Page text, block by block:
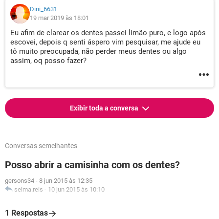
Dini_6631
19 mar 2019 às 18:01
Eu afim de clarear os dentes passei limão puro, e logo após
escovei, depois q senti áspero vim pesquisar, me ajude eu
tô muito preocupada, não perder meus dentes ou algo
assim, oq posso fazer?
Exibir toda a conversa
Conversas semelhantes
Posso abrir a camisinha com os dentes?
gersons34 - 8 jun 2015 às 12:35
selma.reis - 10 jun 2015 às 10:10
1 Respostas